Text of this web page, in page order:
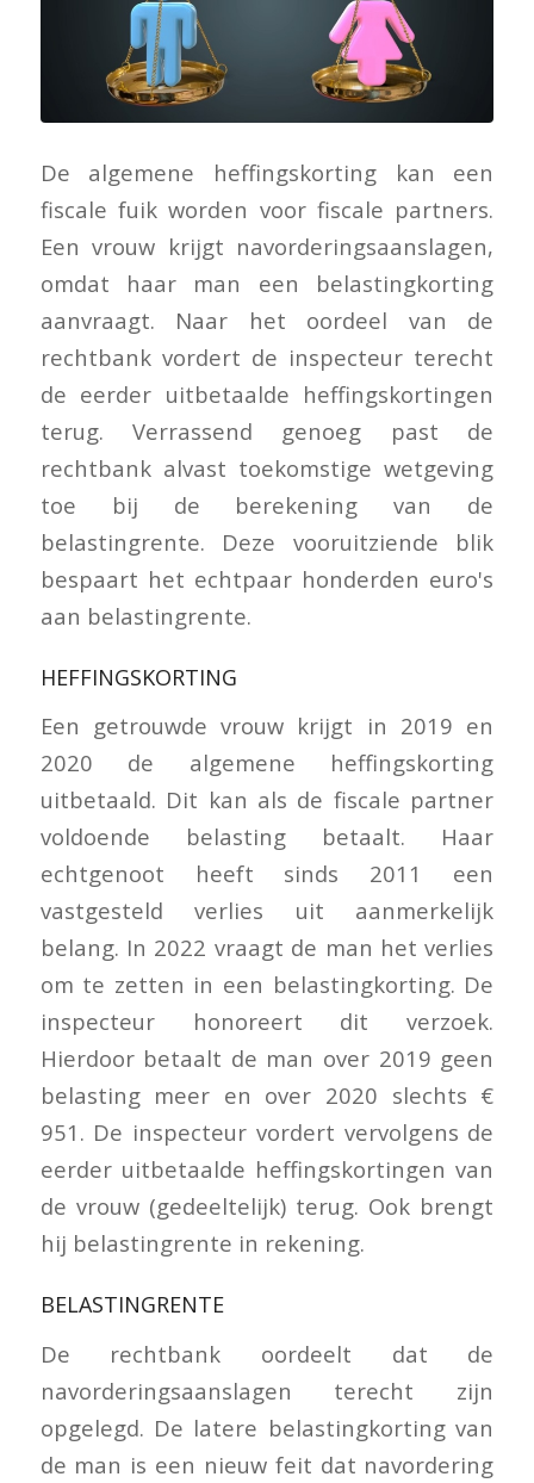
De algemene heffingskorting kan een
fiscale fuik worden voor fiscale partners.
Een vrouw krijgt navorderingsaanslagen,
omdat haar man een belastingkorting
aanvraagt. Naar het oordeel van de
rechtbank vordert de inspecteur terecht
de eerder uitbetaalde heffingskortingen
terug. Verrassend genoeg past de
rechtbank alvast toekomstige wetgeving
toe bij de berekening van de
belastingrente. Deze vooruitziende blik
bespaart het echtpaar honderden euro's
aan belastingrente.
HEFFINGSKORTING
Een getrouwde vrouw krijgt in 2019 en
2020 de algemene heffingskorting
uitbetaald. Dit kan als de fiscale partner
voldoende belasting betaalt. Haar
echtgenoot heeft sinds 2011 een
vastgesteld verlies uit aanmerkelijk
belang. In 2022 vraagt de man het verlies
om te zetten in een belastingkorting. De
inspecteur honoreert dit verzoek.
Hierdoor betaalt de man over 2019 geen
belasting meer en over 2020 slechts €
951. De inspecteur vordert vervolgens de
eerder uitbetaalde heffingskortingen van
de vrouw (gedeeltelijk) terug. Ook brengt
hij belastingrente in rekening.
BELASTINGRENTE
De rechtbank oordeelt dat de
navorderingsaanslagen terecht zijn
opgelegd. De latere belastingkorting van
de man is een nieuw feit dat navordering